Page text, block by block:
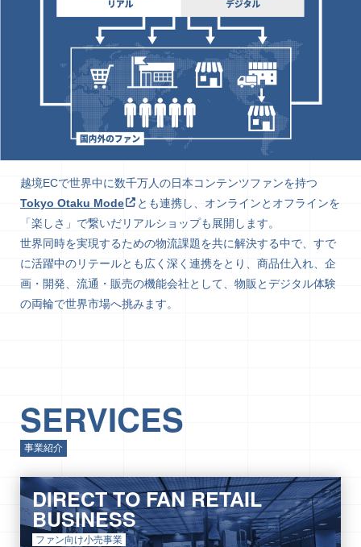
越境ECで世界中に数千万人の日本コンテンツファンを持つ
Tokyo Otaku Mode
とも連携し、オンラインとオフラインを
「楽しさ」で繋いだリアルショップも展開します。
世界同時を実現するための物流課題を共に解決する中で、すで
に活躍中のリテールとも広く深く連携をとり、商品仕入れ、企
画・開発、流通・販売の機能会社として、物販とデジタル体験
の両輪で世界市場へ挑みます。
SERVICES
事業紹介
DIRECT TO FAN RETAIL
BUSINESS
ファン向け小売事業